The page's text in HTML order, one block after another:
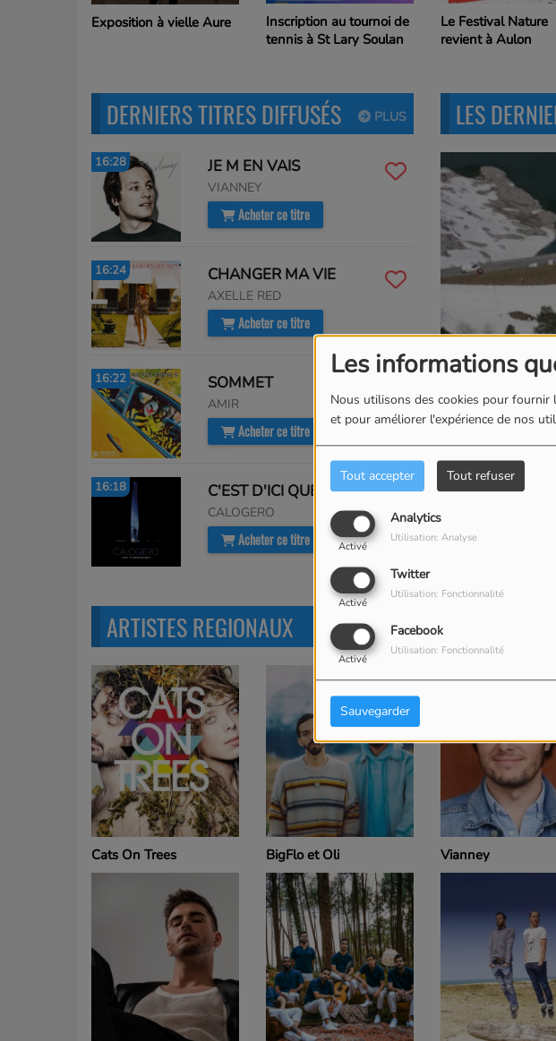
Les informations
Nous utilisons des cookies pour
et pour améliorer l'expérience de nos
Tout accepter Tout refuser
Analytics
Activé
Utilisation: Analyse
Twitter
Activé
Utilisation: Fonctionnalité
Facebook
Activé
Utilisation: Fonctionnalité
Sauvegarder
Exposition à vielle Aure
Inscription au tournoi de
tennis à St Lary Soulan
Le Festival Nature
revient à Aulon
PLUS
DERNIERS TITRES DIFFUSÉS
16:28 JE M EN VAIS
VIANNEY
Acheter ce titre
16:24 CHANGER MA VIE
AXELLE RED
Acheter ce titre
16:22 SOMMET
AMIR
Acheter ce titre
16:18 C'EST D'ICI QUE JE VOUS ECRIS
CALOGERO
Acheter ce titre
LES
Christian Delom :
30 septembre
ARTISTES REGIONAUX
Cats On Trees BigFlo et Oli Vianney